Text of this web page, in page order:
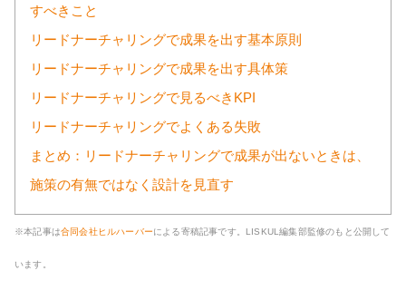
すべきこと
リードナーチャリングで成果を出す基本原則
リードナーチャリングで成果を出す具体策
リードナーチャリングで見るべきKPI
リードナーチャリングでよくある失敗
まとめ：リードナーチャリングで成果が出ないときは、
施策の有無ではなく設計を見直す
※本記事は合同会社ヒルハーバーによる寄稿記事です。LISKUL編集部監修のもと公開して
います。